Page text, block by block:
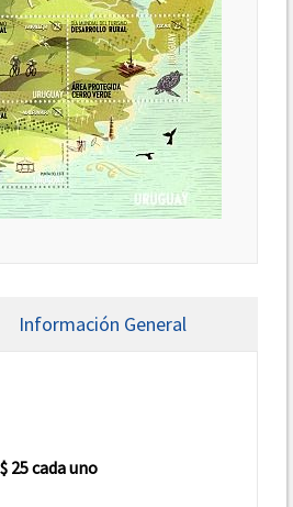
Información General
25 cada uno